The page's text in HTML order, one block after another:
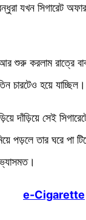
যখন সিগারেট
করলাম রাত্রে
চারটেও হয়ে যাচ্ছিল।
দাঁড়িয়ে সেই
পড়লে তার ঘরে পা
e-Cigarette